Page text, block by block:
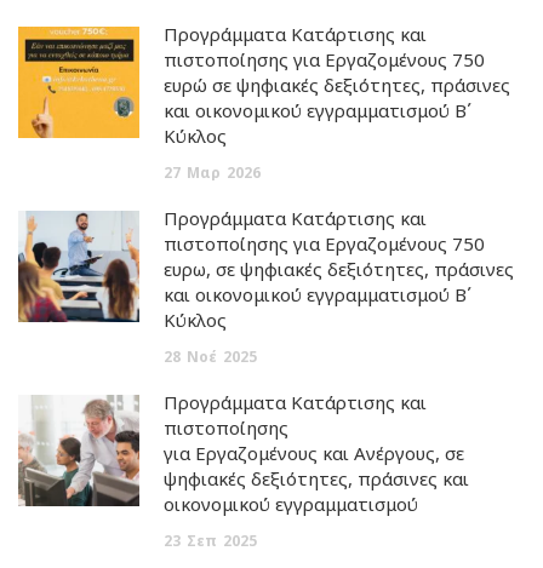
Προγράμματα Κατάρτισης και
πιστοποίησης για Εργαζομένους 750
ευρώ σε ψηφιακές δεξιότητες, πράσινες
και οικονομικού εγγραμματισμού Β΄
Κύκλος
27 Μαρ 2026
Προγράμματα Κατάρτισης και
πιστοποίησης για Εργαζομένους 750
ευρω, σε ψηφιακές δεξιότητες, πράσινες
και οικονομικού εγγραμματισμού Β΄
Κύκλος
28 Νοέ 2025
Προγράμματα Κατάρτισης και
πιστοποίησης
για Εργαζομένους και Ανέργους, σε
ψηφιακές δεξιότητες, πράσινες και
οικονομικού εγγραμματισμού
23 Σεπ 2025